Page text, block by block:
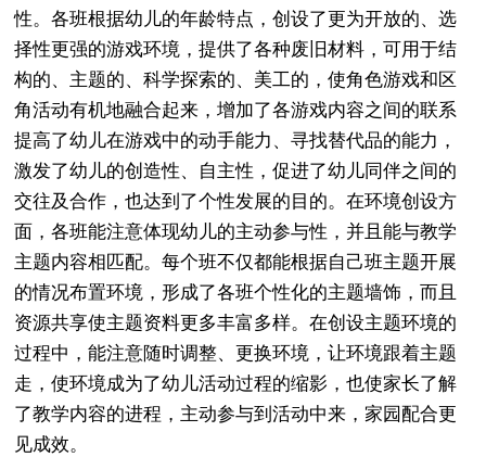
性。各班根据幼儿的年龄特点，创设了更为开放的、选
择性更强的游戏环境，提供了各种废旧材料，可用于结
构的、主题的、科学探索的、美工的，使角色游戏和区
角活动有机地融合起来，增加了各游戏内容之间的联系
提高了幼儿在游戏中的动手能力、寻找替代品的能力，
激发了幼儿的创造性、自主性，促进了幼儿同伴之间的
交往及合作，也达到了个性发展的目的。在环境创设方
面，各班能注意体现幼儿的主动参与性，并且能与教学
主题内容相匹配。每个班不仅都能根据自己班主题开展
的情况布置环境，形成了各班个性化的主题墙饰，而且
资源共享使主题资料更多丰富多样。在创设主题环境的
过程中，能注意随时调整、更换环境，让环境跟着主题
走，使环境成为了幼儿活动过程的缩影，也使家长了解
了教学内容的进程，主动参与到活动中来，家园配合更
见成效。